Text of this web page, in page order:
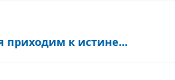
приходим к истине...